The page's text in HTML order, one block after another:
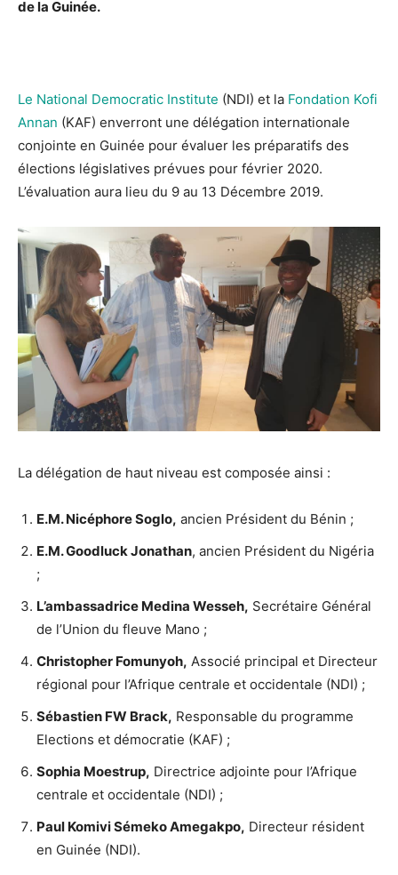
de la Guinée.
​Le National Democratic Institute (NDI) et la ​Fondation Kofi
Annan (KAF) enverront une délégation internationale
conjointe en Guinée pour évaluer les préparatifs des
élections législatives prévues pour février 2020.
L’évaluation aura lieu du 9 au 13 Décembre 2019.
La délégation de haut niveau est composée ainsi :
E.M. Nicéphore Soglo, ancien Président du Bénin ;
E.M. Goodluck Jonathan, ancien Président du Nigéria
;
L’ambassadrice Medina Wesseh, Secrétaire Général
de l’Union du fleuve Mano ;
Christopher Fomunyoh, Associé principal et Directeur
régional pour l’Afrique centrale et occidentale (NDI) ;
Sébastien FW Brack, Responsable du programme
Elections et démocratie (KAF) ;
Sophia Moestrup, Directrice adjointe pour l’Afrique
centrale et occidentale (NDI) ;
Paul Komivi Sémeko Amegakpo, Directeur résident
en Guinée (NDI).